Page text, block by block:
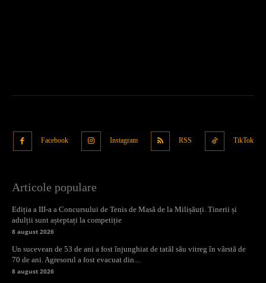
Facebook Instagram RSS TikTok
Articole populare
Ediția a III-a a Concursului de Tenis de Masă de la Milișăuți. Tinerii și
adulții sunt așteptați la competiție
8 august 2026
Un sucevean de 53 de ani a fost înjunghiat de tatăl său vitreg în vârstă de
70 de ani. Agresorul a fost evacuat din...
8 august 2026